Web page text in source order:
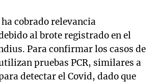
cobrado relevancia
al brote registrado en el
Para confirmar los casos de
pruebas PCR, similares a
detectar el Covid, dado que